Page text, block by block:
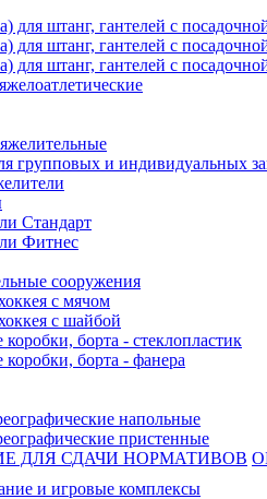
для штанг, гантелей с
для штанг, гантелей с
для штанг, гантелей с
групповых и индивидуальных
Стандарт
Фитнес
сооружения
с мячом
с шайбой
борта - стеклопластик
борта - фанера
напольные
пристенные
ДЛЯ СДАЧИ НОРМАТИВОВ
и игровые комплексы